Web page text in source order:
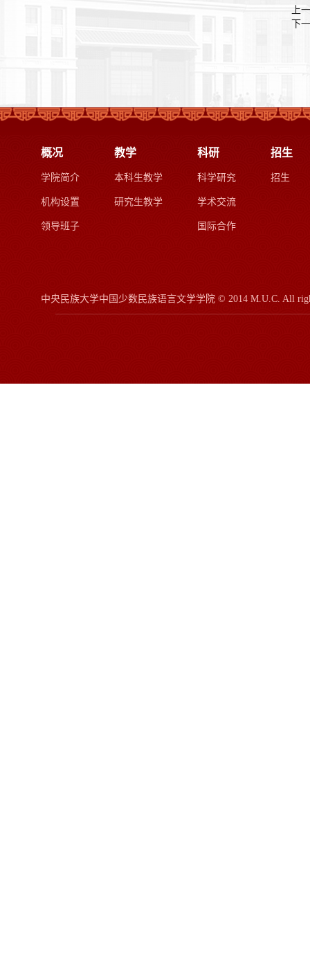
上
下
概况
学院简介
机构设置
领导班子
教学
本科生教学
研究生教学
科研
科学研究
学术交流
国际合作
招生
招生
中央民族大学中国少数民族语言文学学院 © 2014